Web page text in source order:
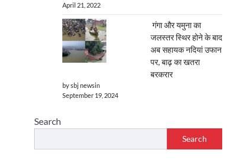
April 21, 2022
गंगा और यमुना का
जलस्तर स्थिर होने के बाद
अब सहायक नदियां उफान
पर, बाढ़ का खतरा
बरकरार
by sbj newsin
September 19, 2024
Search
Search